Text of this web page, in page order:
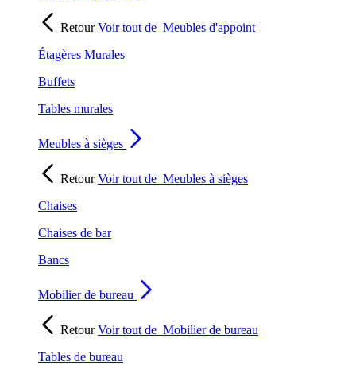
RetourVoir tout de Meubles d'appoint
Étagères Murales
Buffets
Tables murales
Meubles à sièges
RetourVoir tout de Meubles à sièges
Chaises
Chaises de bar
Bancs
Mobilier de bureau
RetourVoir tout de Mobilier de bureau
Tables de bureau